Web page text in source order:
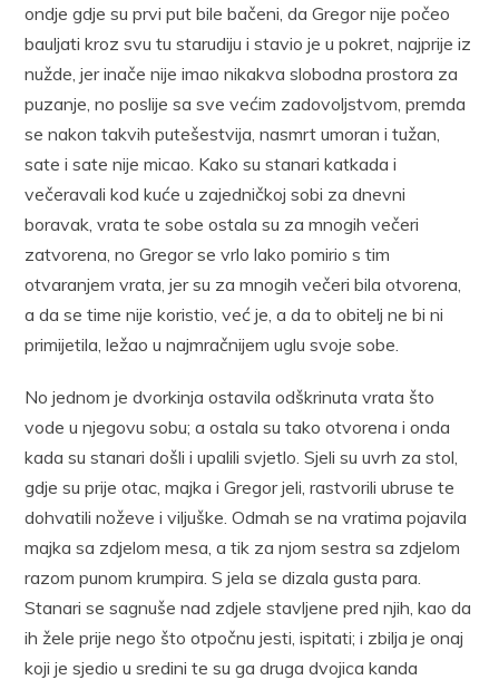
ondje gdje su prvi put bile bačeni, da Gregor nije počeo
bauljati kroz svu tu starudiju i stavio je u pokret, najprije iz
nužde, jer inače nije imao nikakva slobodna prostora za
puzanje, no poslije sa sve većim zadovoljstvom, premda
se nakon takvih putešestvija, nasmrt umoran i tužan,
sate i sate nije micao. Kako su stanari katkada i
večeravali kod kuće u zajedničkoj sobi za dnevni
boravak, vrata te sobe ostala su za mnogih večeri
zatvorena, no Gregor se vrlo lako pomirio s tim
otvaranjem vrata, jer su za mnogih večeri bila otvorena,
a da se time nije koristio, već je, a da to obitelj ne bi ni
primijetila, ležao u najmračnijem uglu svoje sobe.
No jednom je dvorkinja ostavila odškrinuta vrata što
vode u njegovu sobu; a ostala su tako otvorena i onda
kada su stanari došli i upalili svjetlo. Sjeli su uvrh za stol,
gdje su prije otac, majka i Gregor jeli, rastvorili ubruse te
dohvatili noževe i viljuške. Odmah se na vratima pojavila
majka sa zdjelom mesa, a tik za njom sestra sa zdjelom
razom punom krumpira. S jela se dizala gusta para.
Stanari se sagnuše nad zdjele stavljene pred njih, kao da
ih žele prije nego što otpočnu jesti, ispitati; i zbilja je onaj
koji je sjedio u sredini te su ga druga dvojica kanda